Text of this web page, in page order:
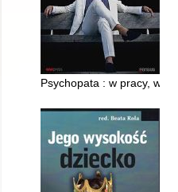
Psychopata : w pracy, w